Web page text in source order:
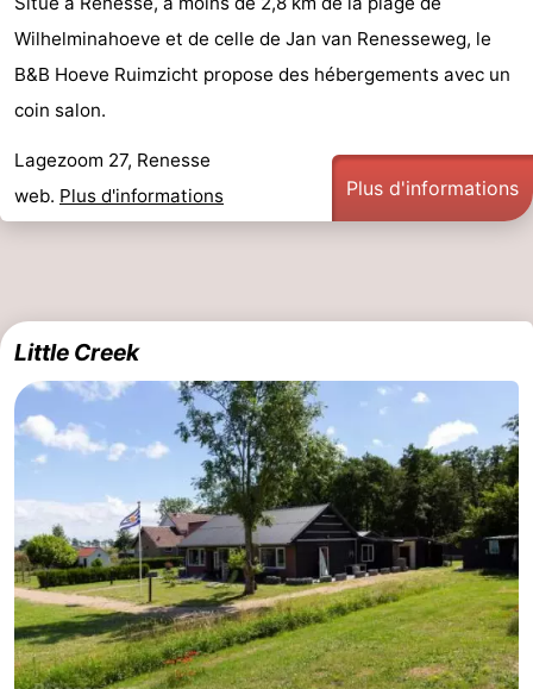
Hof
van
Last
minutes
Plages
et
Lieux
Monuments
-
Églises
-
Moulins
Points
de
vue
Attractions
-
Croisières
-
Terrains
-
Wilhelminahoeve et de celle de Jan van Renesseweg, le
B&B Hoeve Ruimzicht propose des hébergements avec un
coin salon.
Lagezoom 27, Renesse
web. Plus d'informations Plus d'informations
Little Creek